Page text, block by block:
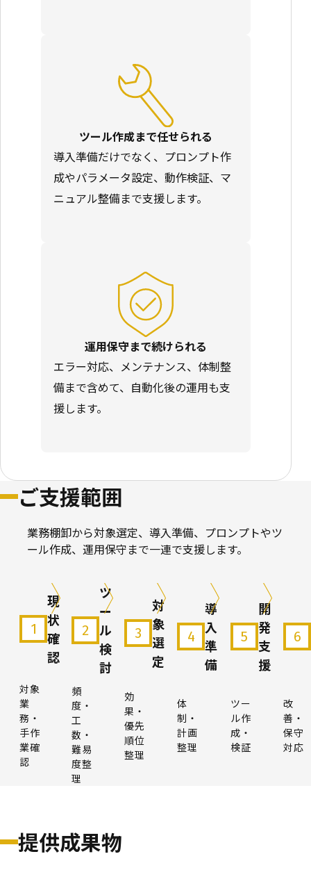
ツール作成まで任せられる
導入準備だけでなく、プロンプト作
成やパラメータ設定、動作検証、マ
ニュアル整備まで支援します。
運用保守まで続けられる
エラー対応、メンテナンス、体制整
備まで含めて、自動化後の運用も支
援します。
ご支援範囲
業務棚卸から対象選定、導入準備、プロンプトやツ
ール作成、運用保守まで一連で支援します。
1
現
状
確
認
対象
業
務・
手作
業確
認
2
ツ
ー
ル
検
討
頻
度・
工
数・
難易
度整
理
3
対
象
選
定
効
果・
優先
順位
整理
4
導
入
準
備
体
制・
計画
整理
5
開
発
支
援
ツー
ル作
成・
検証
6
改
善・
保守
対応
提供成果物